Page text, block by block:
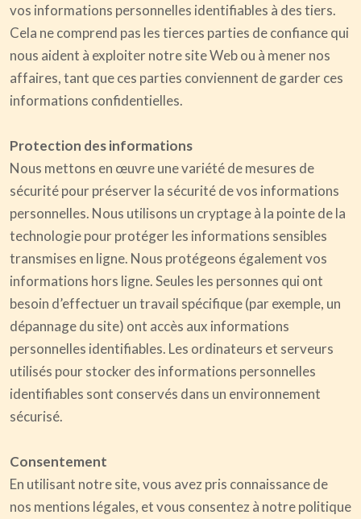
vos informations personnelles identifiables à des tiers.
Cela ne comprend pas les tierces parties de confiance qui
nous aident à exploiter notre site Web ou à mener nos
affaires, tant que ces parties conviennent de garder ces
informations confidentielles.
Protection des informations
Nous mettons en œuvre une variété de mesures de
sécurité pour préserver la sécurité de vos informations
personnelles. Nous utilisons un cryptage à la pointe de la
technologie pour protéger les informations sensibles
transmises en ligne. Nous protégeons également vos
informations hors ligne. Seules les personnes qui ont
besoin d’effectuer un travail spécifique (par exemple, un
dépannage du site) ont accès aux informations
personnelles identifiables. Les ordinateurs et serveurs
utilisés pour stocker des informations personnelles
identifiables sont conservés dans un environnement
sécurisé.
Consentement
En utilisant notre site, vous avez pris connaissance de
nos mentions légales, et vous consentez à notre politique